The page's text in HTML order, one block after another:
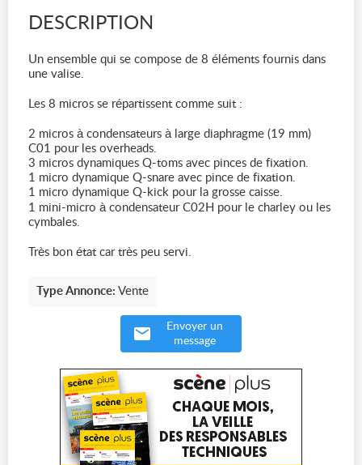
DESCRIPTION
Un ensemble qui se compose de 8 éléments fournis dans
une valise.
Les 8 micros se répartissent comme suit :
2 micros à condensateurs à large diaphragme (19 mm)
C01 pour les overheads.
3 micros dynamiques Q-toms avec pinces de fixation.
1 micro dynamique Q-snare avec pince de fixation.
1 micro dynamique Q-kick pour la grosse caisse.
1 mini-micro à condensateur C02H pour le charley ou les
cymbales.
Très bon état car très peu servi.
Type Annonce: Vente
Envoyer un
message